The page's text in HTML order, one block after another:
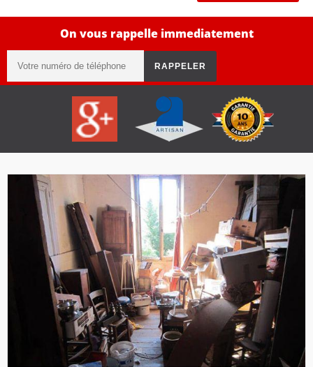
On vous rappelle immediatement